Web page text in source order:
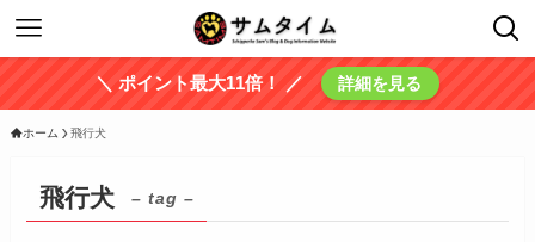
＼ ポイント最大11倍！ ／ 詳細を見る
ホーム 飛行犬
飛行犬 – tag –